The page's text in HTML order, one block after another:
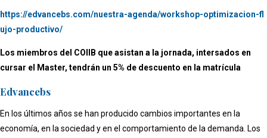
https://edvancebs.com/nuestra-agenda/workshop-optimizacion-fl
ujo-productivo/
Los miembros del COIIB que asistan a la jornada, intersados en
cursar el Master, tendrán un 5% de descuento en la matrícula
Edvancebs
En los últimos años se han producido cambios importantes en la
economía, en la sociedad y en el comportamiento de la demanda. Los